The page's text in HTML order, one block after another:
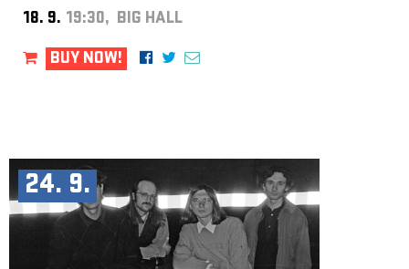
18. 9. 19:30, BIG HALL
BUY NOW!
24. 9.